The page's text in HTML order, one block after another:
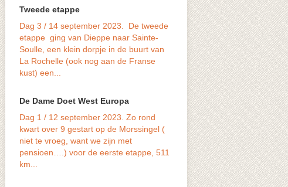
Tweede etappe
Dag 3 / 14 september 2023. De tweede
etappe ging van Dieppe naar Sainte-
Soulle, een klein dorpje in de buurt van
La Rochelle (ook nog aan de Franse
kust) een...
De Dame Doet West Europa
Dag 1 / 12 september 2023. Zo rond
kwart over 9 gestart op de Morssingel (
niet te vroeg, want we zijn met
pensioen….) voor de eerste etappe, 511
km...
Tuol Sleng
Museum.
Geen tekst /
verhaal.
Cambodja
In tussen
Vietnam
wij nu in Cambodja. Je merkt
verschil. Wij kregen een
naar ons hotel maar de politie
Saigon